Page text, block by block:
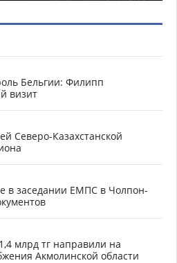
Бельгии: Филипп
визит
Северо-Казахстанской
в заседании ЕМПС в Чолпон-
млрд тг направили на
Акмолинской области